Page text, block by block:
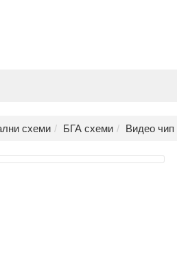
схеми БГА схеми Видео чип